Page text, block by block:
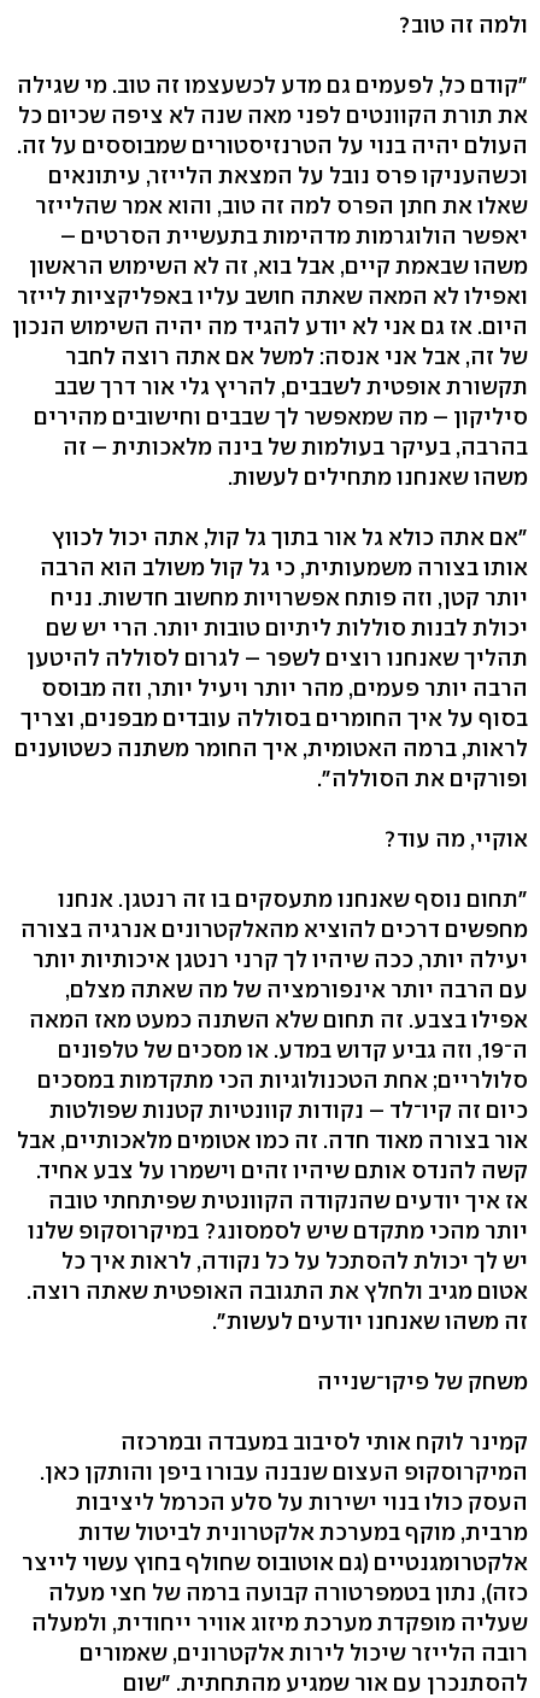
ולמה זה טוב?
"קודם כל, לפעמים גם מדע לכשעצמו זה טוב. מי שגילה
את תורת הקוונטים לפני מאה שנה לא ציפה שכיום כל
העולם יהיה בנוי על הטרנזיסטורים שמבוססים על זה.
וכשהעניקו פרס נובל על המצאת הלייזר, עיתונאים
שאלו את חתן הפרס למה זה טוב, והוא אמר שהלייזר
יאפשר הולוגרמות מדהימות בתעשיית הסרטים –
משהו שבאמת קיים, אבל בוא, זה לא השימוש הראשון
ואפילו לא המאה שאתה חושב עליו באפליקציות לייזר
היום. אז גם אני לא יודע להגיד מה יהיה השימוש הנכון
של זה, אבל אני אנסה: למשל אם אתה רוצה לחבר
תקשורת אופטית לשבבים, להריץ גלי אור דרך שבב
סיליקון – מה שמאפשר לך שבבים וחישובים מהירים
בהרבה, בעיקר בעולמות של בינה מלאכותית – זה
משהו שאנחנו מתחילים לעשות.
"אם אתה כולא גל אור בתוך גל קול, אתה יכול לכווץ
אותו בצורה משמעותית, כי גל קול משולב הוא הרבה
יותר קטן, וזה פותח אפשרויות מחשוב חדשות. נניח
יכולת לבנות סוללות ליתיום טובות יותר. הרי יש שם
תהליך שאנחנו רוצים לשפר – לגרום לסוללה להיטען
הרבה יותר פעמים, מהר יותר ויעיל יותר, וזה מבוסס
בסוף על איך החומרים בסוללה עובדים מבפנים, וצריך
לראות, ברמה האטומית, איך החומר משתנה כשטוענים
ופורקים את הסוללה".
אוקיי, מה עוד?
"תחום נוסף שאנחנו מתעסקים בו זה רנטגן. אנחנו
מחפשים דרכים להוציא מהאלקטרונים אנרגיה בצורה
יעילה יותר, ככה שיהיו לך קרני רנטגן איכותיות יותר
עם הרבה יותר אינפורמציה של מה שאתה מצלם,
אפילו בצבע. זה תחום שלא השתנה כמעט מאז המאה
ה־19, וזה גביע קדוש במדע. או מסכים של טלפונים
סלולריים; אחת הטכנולוגיות הכי מתקדמות במסכים
כיום זה קיו־לד – נקודות קוונטיות קטנות שפולטות
אור בצורה מאוד חדה. זה כמו אטומים מלאכותיים, אבל
קשה להנדס אותם שיהיו זהים וישמרו על צבע אחיד.
אז איך יודעים שהנקודה הקוונטית שפיתחתי טובה
יותר מהכי מתקדם שיש לסמסונג? במיקרוסקופ שלנו
יש לך יכולת להסתכל על כל נקודה, לראות איך כל
אטום מגיב ולחלץ את התגובה האופטית שאתה רוצה.
זה משהו שאנחנו יודעים לעשות".
משחק של פיקו־שנייה
קמינר לוקח אותי לסיבוב במעבדה ובמרכזה
המיקרוסקופ העצום שנבנה עבורו ביפן והותקן כאן.
העסק כולו בנוי ישירות על סלע הכרמל ליציבות
מרבית, מוקף במערכת אלקטרונית לביטול שדות
אלקטרומגנטיים (גם אוטובוס שחולף בחוץ עשוי לייצר
כזה), נתון בטמפרטורה קבועה ברמה של חצי מעלה
שעליה מופקדת מערכת מיזוג אוויר ייחודית, ולמעלה
רובה הלייזר שיכול לירות אלקטרונים, שאמורים
להסתנכרן עם אור שמגיע מהתחתית. "שום